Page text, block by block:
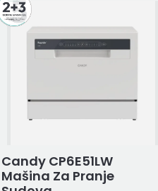
Candy CP6E51LW
Mašina Za Pranje